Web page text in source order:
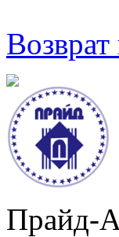
Прайд-